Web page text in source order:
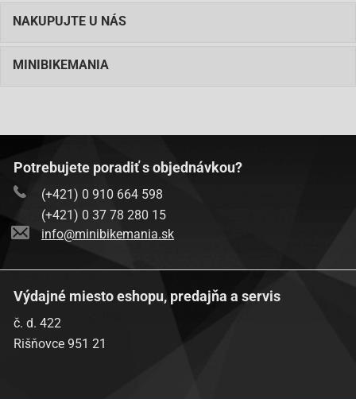
NAKUPUJTE U NÁS
MINIBIKEMANIA
Potrebujete poradiť s objednávkou?
(+421) 0 910 664 598
(+421) 0 37 78 280 15
info@minibikemania.sk
Výdajné miesto eshopu, predajňa a servis
č. d. 422
Rišňovce 951 21